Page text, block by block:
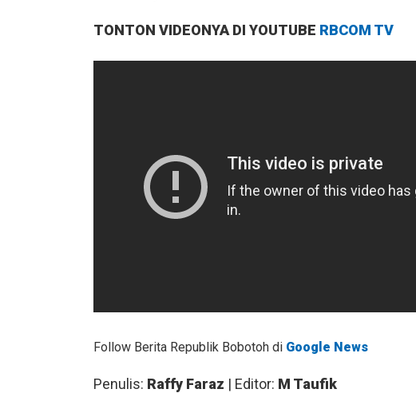
TONTON VIDEONYA DI YOUTUBE RBCOM TV
Follow Berita Republik Bobotoh di Google News
Penulis: Raffy Faraz | Editor: M Taufik